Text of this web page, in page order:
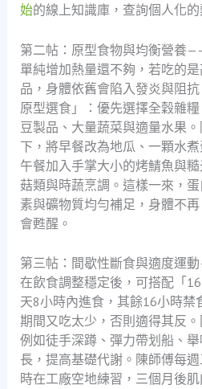
始的線上知識庫，查詢個人化的
第二帖：原型食物與均衡營養
單純增加熱量還不夠，若吃的
品，身體依舊會陷入發炎與阻
原型選食」：優先選擇全穀雜
豆製品、大量蔬菜與適量水果
下，將早餐改為地瓜、一顆水
午餐加入手掌大小的烤鯖魚與
菇類與時蔬烹調。這樣一來，
素與礦物質均勻補足，身體不
會甦醒。
第三帖：間歇性斷食與適度運
在飲食調整穩定後，可搭配「
天8小時內進食，其餘16小時禁
期間又吃太少，否則適得其反
例如徒手深蹲、彈力帶划船、
長，提高基礎代謝。陳師傅每
時在工廠空地練習，三個月後